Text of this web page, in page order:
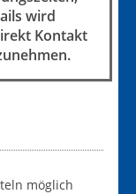
wird
Kontakt
möglich